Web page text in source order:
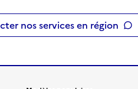
nos services en région